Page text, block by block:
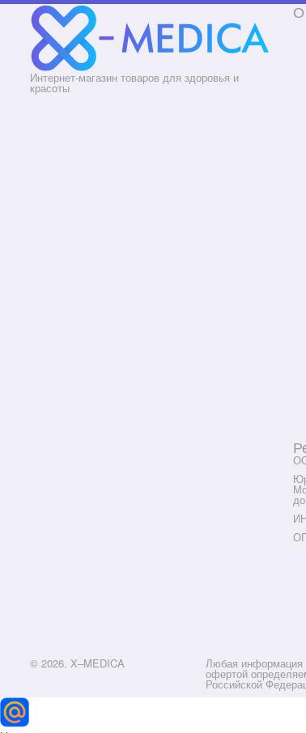
Интернет-магазин товаров для здоровья и
красоты
О
© 2026. X–MEDICA
Любая информация
офертой
Российской